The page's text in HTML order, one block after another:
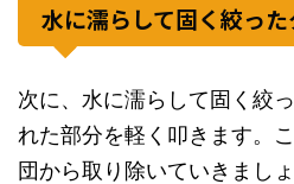
水に濡らして固く絞っ
次に、水に濡らして固く絞
れた部分を軽く叩きます。
団から取り除いていきましょ